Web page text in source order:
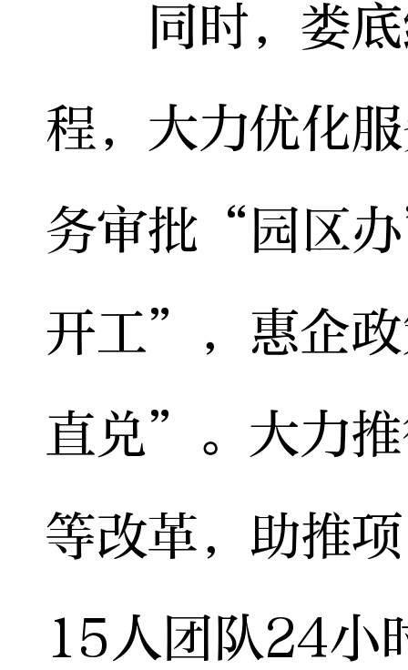
同时，娄底
程，大力优化
务审批“园区
开工”，惠企
直兑”。大力
等改革，助推
15人团队24小